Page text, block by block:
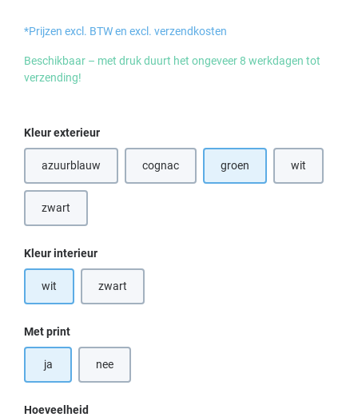
*Prijzen excl. BTW en excl. verzendkosten
Beschikbaar – met druk duurt het ongeveer 8 werkdagen tot
verzending!
Selecteer
Kleur exterieur
azuurblauw cognac(Deze optie is momenteel niet beschikbaar.)
groen wit
zwart(Deze optie is momenteel niet beschikbaar.)
Selecteer
Kleur interieur
wit zwart(Deze optie is momenteel niet beschikbaar.)
Selecteer
Met print
ja nee
Hoeveelheid